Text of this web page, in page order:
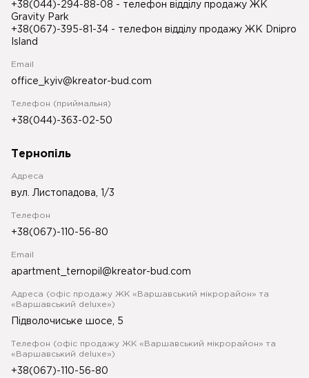
+38(044)-294-88-08 - телефон відділу продажу ЖК
Gravity Park
+38(067)-395-81-34 - телефон відділу продажу ЖК Dnipro
Island
Email
office_kyiv@kreator-bud.com
Телефон (приймальня)
+38(044)-363-02-50
Тернопіль
Адреса
вул. Листопадова, 1/3
Телефон
+38(067)-110-56-80
Email
apartment_ternopil@kreator-bud.com
Адреса (офіс продажу ЖК «Варшавський мікрорайон» та
«Варшавський deluxe»)
Підволочиське шосе, 5
Телефон (офіс продажу ЖК «Варшавський мікрорайон» та
«Варшавський deluxe»)
+38(067)-110-56-80